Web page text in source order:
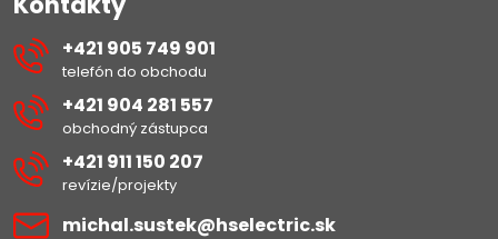
+421 905 749 901
telefón do obchodu
+421 904 281 557
obchodný zástupca
+421 911 150 207
revízie/projekty
michal​.sustek​@hselectric​.sk